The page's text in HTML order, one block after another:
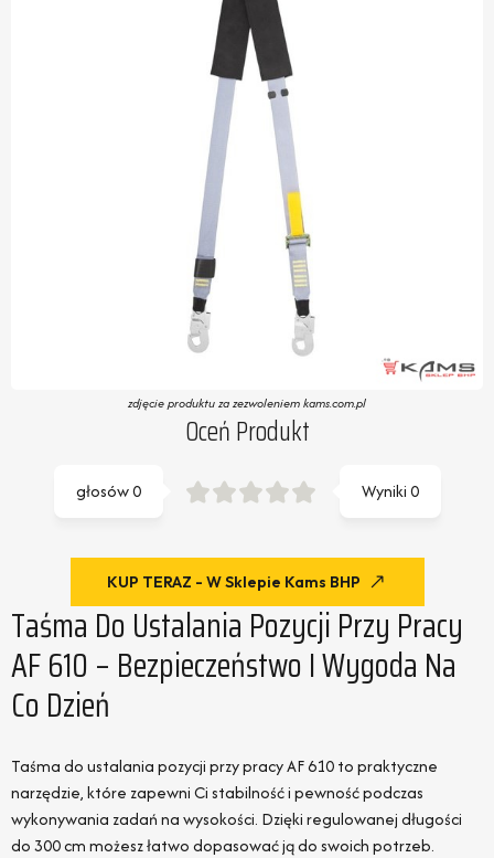
zdjęcie produktu za zezwoleniem kams.com.pl
Oceń Produkt
Wyniki0
głosów0
KUP TERAZ - W Sklepie Kams BHP
Taśma Do Ustalania Pozycji Przy Pracy
AF 610 – Bezpieczeństwo I Wygoda Na
Co Dzień
Taśma do ustalania pozycji przy pracy AF 610 to praktyczne
narzędzie, które zapewni Ci stabilność i pewność podczas
wykonywania zadań na wysokości. Dzięki regulowanej długości
do 300 cm możesz łatwo dopasować ją do swoich potrzeb.